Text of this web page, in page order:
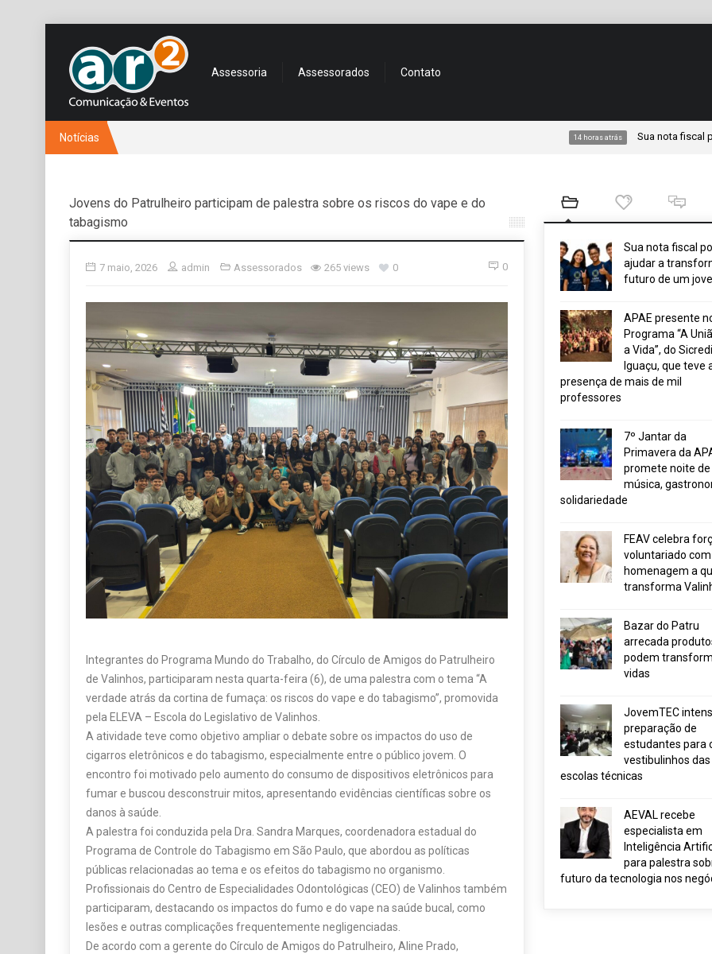
Assessoria Assessorados Contato
Notícias Sua nota fiscal pode
Jovens do Patrulheiro participam de palestra sobre os riscos do vape e do
tabagismo
7 maio, 2026 admin Assessorados 265 views 0 0
Integrantes do Programa Mundo do Trabalho, do Círculo de Amigos do Patrulheiro
de Valinhos, participaram nesta quarta-feira (6), de uma palestra com o tema “A
verdade atrás da cortina de fumaça: os riscos do vape e do tabagismo”, promovida
pela ELEVA – Escola do Legislativo de Valinhos.
A atividade teve como objetivo ampliar o debate sobre os impactos do uso de
cigarros eletrônicos e do tabagismo, especialmente entre o público jovem. O
encontro foi motivado pelo aumento do consumo de dispositivos eletrônicos para
fumar e buscou desconstruir mitos, apresentando evidências científicas sobre os
danos à saúde.
A palestra foi conduzida pela Dra. Sandra Marques, coordenadora estadual do
Programa de Controle do Tabagismo em São Paulo, que abordou as políticas
públicas relacionadas ao tema e os efeitos do tabagismo no organismo.
Profissionais do Centro de Especialidades Odontológicas (CEO) de Valinhos também
participaram, destacando os impactos do fumo e do vape na saúde bucal, como
lesões e outras complicações frequentemente negligenciadas.
De acordo com a gerente do Círculo de Amigos do Patrulheiro, Aline Prado,
Sua nota fiscal
ajudar a
futuro de um
APAE presente
Programa “A
a Vida”, do Sicredi
Iguaçu, que teve
presença de mais de mil
professores
7º Jantar da
Primavera da
promete noite de
música,
solidariedade
FEAV celebra
voluntariado com
homenagem a
transforma
Bazar do Patru
arrecada
podem
vidas
JovemTEC
preparação de
estudantes para
vestibulinhos das
escolas técnicas
AEVAL recebe
especialista em
Inteligência
para palestra
futuro da tecnologia nos